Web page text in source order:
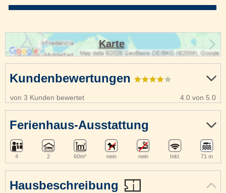
Hausbeschreibung
Kundenbewertungen
von 3 Kunden bewertet 4.0 von 5.0
Ferienhaus-Ausstattung
4 2 60m² nein nein Inkl. 71 m
Karte